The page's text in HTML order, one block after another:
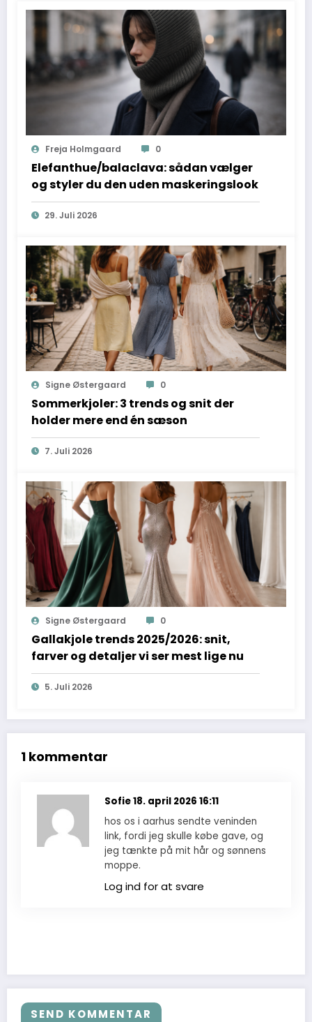
Freja Holmgaard 0
Elefanthue/balaclava: sådan vælger
og styler du den uden maskeringslook
29. Juli 2026
Signe Østergaard 0
Sommerkjoler: 3 trends og snit der
holder mere end én sæson
7. Juli 2026
Signe Østergaard 0
Gallakjole trends 2025/2026: snit,
farver og detaljer vi ser mest lige nu
5. Juli 2026
1 kommentar
Sofie18. april 2026 16:11
hos os i aarhus sendte veninden
link, fordi jeg skulle købe gave, og
jeg tænkte på mit hår og sønnens
moppe.
Log ind for at svare
SEND KOMMENTAR